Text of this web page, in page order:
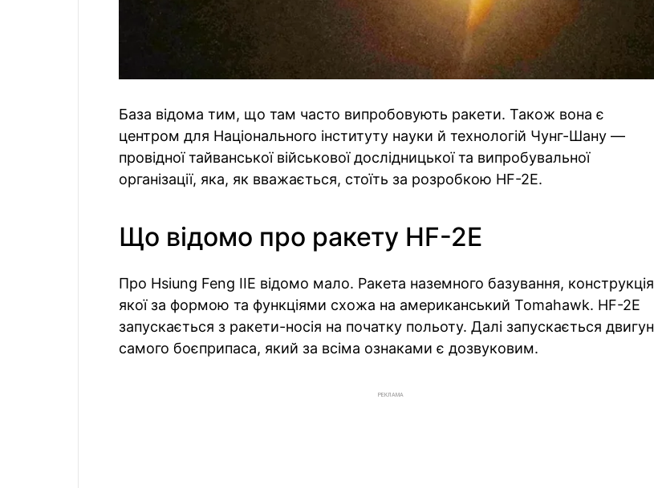
База відома тим, що там часто випробовують ракети. Також вона є
центром для Національного інституту науки й технологій Чунг-Шану —
провідної тайванської військової дослідницької та випробувальної
організації, яка, як вважається, стоїть за розробкою HF-2E.
Що відомо про ракету HF-2E
Про Hsiung Feng IIE відомо мало. Ракета наземного базування, конструкція
якої за формою та функціями схожа на американський Tomahawk. HF-2E
запускається з ракети-носія на початку польоту. Далі запускається двигун
самого боєприпаса, який за всіма ознаками є дозвуковим.
РЕКЛАМА